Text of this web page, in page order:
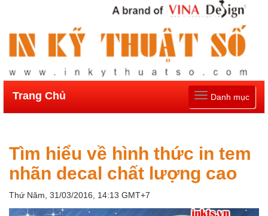
Toggle
navigation
Danh mục
Trang Chủ
Tìm hiểu về hình thức in tem
nhãn decal chất lượng cao
Thứ Năm, 31/03/2016, 14:13 GMT+7